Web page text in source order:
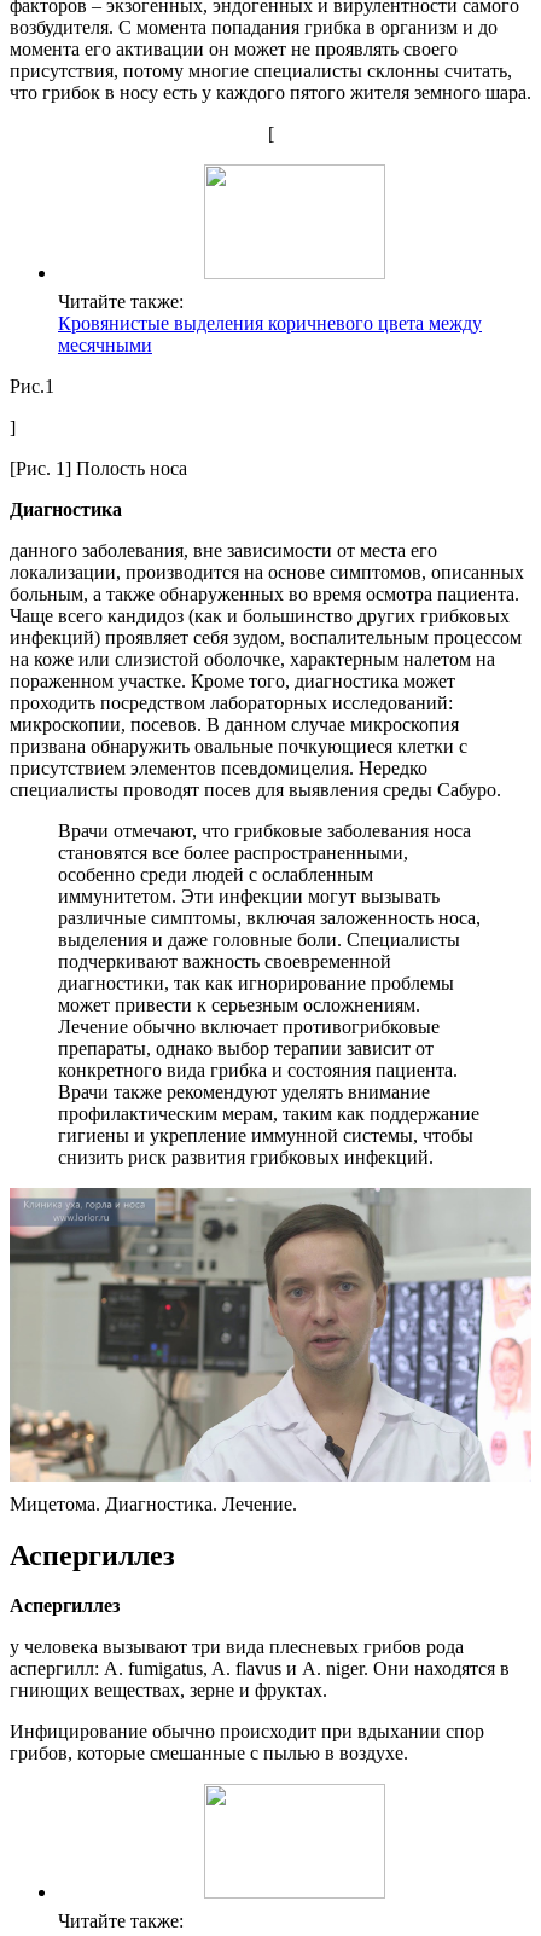
факторов – экзогенных, эндогенных и вирулентности самого
возбудителя. С момента попадания грибка в организм и до
момента его активации он может не проявлять своего
присутствия, потому многие специалисты склонны считать,
что грибок в носу есть у каждого пятого жителя земного шара.
[
Читайте также:
Кровянистые выделения коричневого цвета между
месячными
Рис.1
]
[Рис. 1] Полость носа
Диагностика
данного заболевания, вне зависимости от места его
локализации, производится на основе симптомов, описанных
больным, а также обнаруженных во время осмотра пациента.
Чаще всего кандидоз (как и большинство других грибковых
инфекций) проявляет себя зудом, воспалительным процессом
на коже или слизистой оболочке, характерным налетом на
пораженном участке. Кроме того, диагностика может
проходить посредством лабораторных исследований:
микроскопии, посевов. В данном случае микроскопия
призвана обнаружить овальные почкующиеся клетки с
присутствием элементов псевдомицелия. Нередко
специалисты проводят посев для выявления среды Сабуро.
Врачи отмечают, что грибковые заболевания носа
становятся все более распространенными,
особенно среди людей с ослабленным
иммунитетом. Эти инфекции могут вызывать
различные симптомы, включая заложенность носа,
выделения и даже головные боли. Специалисты
подчеркивают важность своевременной
диагностики, так как игнорирование проблемы
может привести к серьезным осложнениям.
Лечение обычно включает противогрибковые
препараты, однако выбор терапии зависит от
конкретного вида грибка и состояния пациента.
Врачи также рекомендуют уделять внимание
профилактическим мерам, таким как поддержание
гигиены и укрепление иммунной системы, чтобы
снизить риск развития грибковых инфекций.
Мицетома. Диагностика. Лечение.
Аспергиллез
Аспергиллез
у человека вызывают три вида плесневых грибов рода
аспергилл: A. fumigatus, A. flavus и A. niger. Они находятся в
гниющих веществах, зерне и фруктах.
Инфицирование обычно происходит при вдыхании спор
грибов, которые смешанные с пылью в воздухе.
Читайте также: